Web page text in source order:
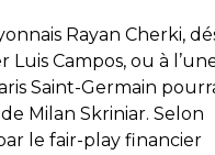
Rayan Cherki,
Campos, ou à
Saint-Germain
Milan Skriniar. Selon
le fair-play financier